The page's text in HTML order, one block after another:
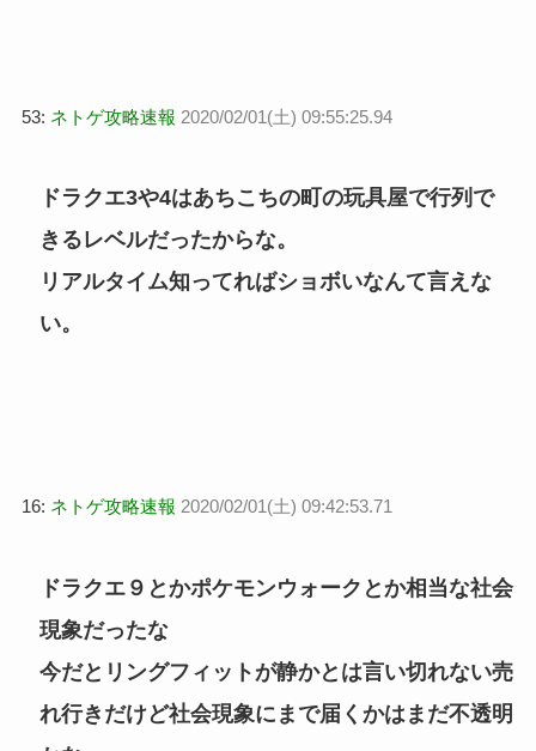
53: ネトゲ攻略速報 2020/02/01(土) 09:55:25.94
ドラクエ3や4はあちこちの町の玩具屋で行列で
きるレベルだったからな。
リアルタイム知ってればショボいなんて言えな
い。
16: ネトゲ攻略速報 2020/02/01(土) 09:42:53.71
ドラクエ９とかポケモンウォークとか相当な社会
現象だったな
今だとリングフィットが静かとは言い切れない売
れ行きだけど社会現象にまで届くかはまだ不透明